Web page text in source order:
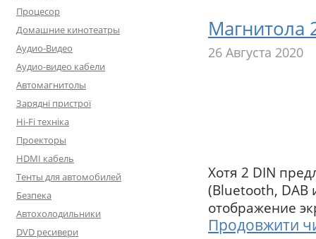
Процесор
Домашние кинотеатры
Аудио-Видео
Аудио-видео кабели
Автомагнитолы
Зарядні пристрої
Hi-Fi техніка
Проекторы
HDMI кабель
Тенты для автомобилей
Безпека
Автохолодильники
DVD ресивери
Магнитола
26 Августа 2020
Хотя 2 DIN
(Bluetooth, DAB
отображение
Продовжити